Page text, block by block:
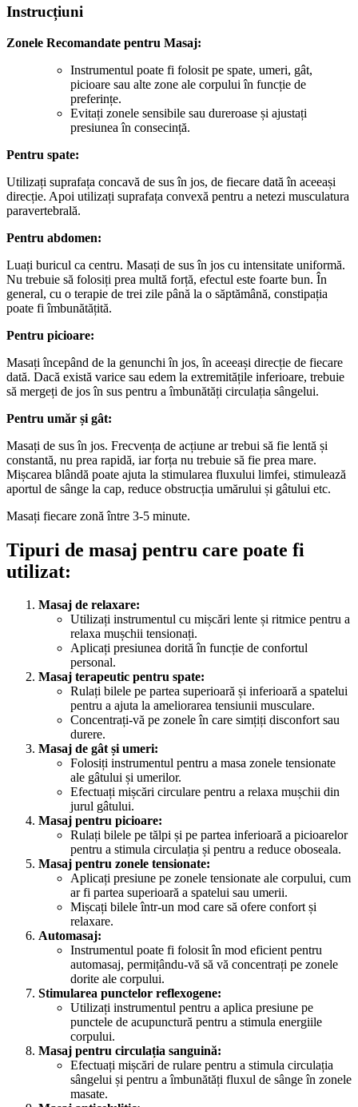
Instrucțiuni
Zonele Recomandate pentru Masaj:
Instrumentul poate fi folosit pe spate, umeri, gât,
picioare sau alte zone ale corpului în funcție de
preferințe.
Evitați zonele sensibile sau dureroase și ajustați
presiunea în consecință.
Pentru spate:
Utilizați suprafața concavă de sus în jos, de fiecare dată în aceeași
direcție. Apoi utilizați suprafața convexă pentru a netezi musculatura
paravertebrală.
Pentru abdomen:
Luați buricul ca centru. Masați de sus în jos cu intensitate uniformă.
Nu trebuie să folosiți prea multă forță, efectul este foarte bun. În
general, cu o terapie de trei zile până la o săptămână, constipația
poate fi îmbunătățită.
Pentru picioare:
Masați începând de la genunchi în jos, în aceeași direcție de fiecare
dată. Dacă există varice sau edem la extremitățile inferioare, trebuie
să mergeți de jos în sus pentru a îmbunătăți circulația sângelui.
Pentru umăr și gât:
Masați de sus în jos. Frecvența de acțiune ar trebui să fie lentă și
constantă, nu prea rapidă, iar forța nu trebuie să fie prea mare.
Mișcarea blândă poate ajuta la stimularea fluxului limfei, stimulează
aportul de sânge la cap, reduce obstrucția umărului și gâtului etc.
Masați fiecare zonă între 3-5 minute.
Tipuri de masaj pentru care poate fi
utilizat:
Masaj de relaxare:
Utilizați instrumentul cu mișcări lente și ritmice pentru a
relaxa mușchii tensionați.
Aplicați presiunea dorită în funcție de confortul
personal.
Masaj terapeutic pentru spate:
Rulați bilele pe partea superioară și inferioară a spatelui
pentru a ajuta la ameliorarea tensiunii musculare.
Concentrați-vă pe zonele în care simțiți disconfort sau
durere.
Masaj de gât și umeri:
Folosiți instrumentul pentru a masa zonele tensionate
ale gâtului și umerilor.
Efectuați mișcări circulare pentru a relaxa mușchii din
jurul gâtului.
Masaj pentru picioare:
Rulați bilele pe tălpi și pe partea inferioară a picioarelor
pentru a stimula circulația și pentru a reduce oboseala.
Masaj pentru zonele tensionate:
Aplicați presiune pe zonele tensionate ale corpului, cum
ar fi partea superioară a spatelui sau umerii.
Mișcați bilele într-un mod care să ofere confort și
relaxare.
Automasaj:
Instrumentul poate fi folosit în mod eficient pentru
automasaj, permițându-vă să vă concentrați pe zonele
dorite ale corpului.
Stimularea punctelor reflexogene:
Utilizați instrumentul pentru a aplica presiune pe
punctele de acupunctură pentru a stimula energiile
corpului.
Masaj pentru circulația sanguină:
Efectuați mișcări de rulare pentru a stimula circulația
sângelui și pentru a îmbunătăți fluxul de sânge în zonele
masate.